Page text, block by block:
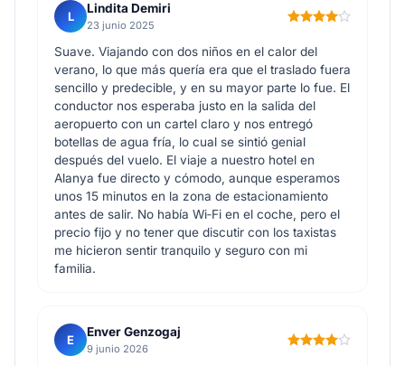
L
Lindita Demiri
23 junio 2025
Suave. Viajando con dos niños en el calor del
verano, lo que más quería era que el traslado fuera
sencillo y predecible, y en su mayor parte lo fue. El
conductor nos esperaba justo en la salida del
aeropuerto con un cartel claro y nos entregó
botellas de agua fría, lo cual se sintió genial
después del vuelo. El viaje a nuestro hotel en
Alanya fue directo y cómodo, aunque esperamos
unos 15 minutos en la zona de estacionamiento
antes de salir. No había Wi‑Fi en el coche, pero el
precio fijo y no tener que discutir con los taxistas
me hicieron sentir tranquilo y seguro con mi
familia.
E
Enver Genzogaj
9 junio 2026